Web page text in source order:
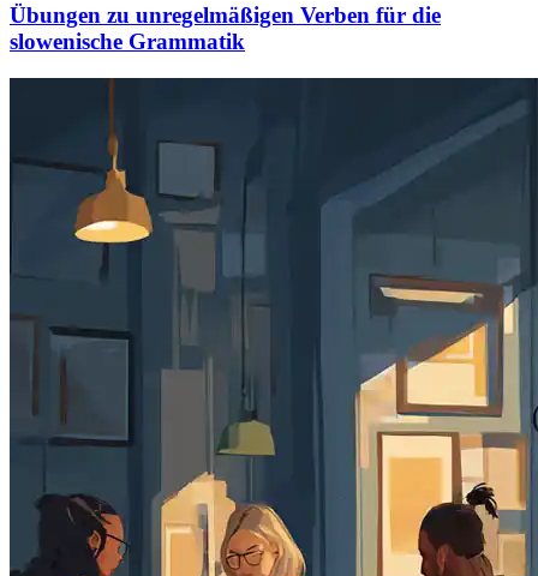
Übungen zu unregelmäßigen Verben für die
slowenische Grammatik